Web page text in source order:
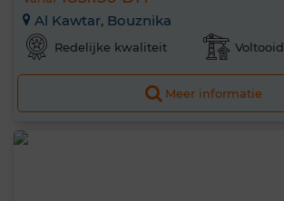
Al Kawtar, Bouznika
Redelijke kwaliteit Voltooid
Meer informatie